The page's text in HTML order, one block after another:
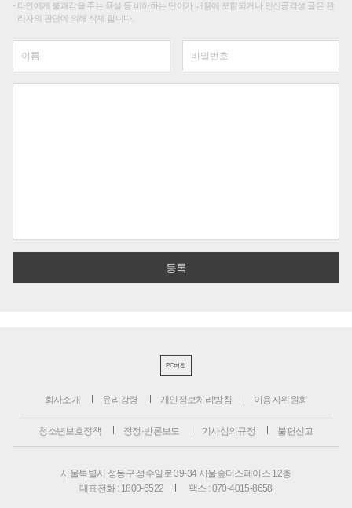
타인에게 불쾌감을 주는 욕설 등 비하하는 단어가 내용에 포함되거나 인신공격성 글은 관
리자의 판단에 의해 삭제 합니다.
PC버전
회사소개 윤리강령 개인정보처리방침 이용자위원회
청소년보호정책 정정·반론보도 기사심의규정 불편신고
서울특별시 성동구 성수일로 39-34 서울숲더스페이스 12층
대표전화 : 1800-6522
팩스 : 070-4015-8658